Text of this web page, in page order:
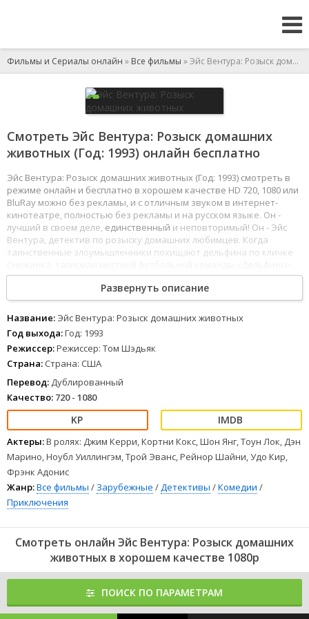
Фильмы и Сериалы онлайн » Все фильмы » Эйс Вентура: Розыск домашних животных
Смотреть Эйс Вентура: Розыск домашних
животных (Год: 1993) онлайн бесплатно
Эйс Вентура: Розыск домашних животных (Год: 1993) смотреть в
режиме онлайн и бесплатно в хорошем качестве HD 720, 1080 или
BluRay можно без рекламы, и с отличным звуком в интернет-
кинотеатре, полностью без рекламы и на русском языке. Он -
лучший в своем деле, единственный и неповторимый! Он - Эйс
Вентура, детектив по розыску домашних любимцев. Когда
таинственные злоумышленники похищают дельфина по кличке
Эйс тут жеприступаетк работе, проявляя чудеса
История принимает странный оборот, когда похищают еще и
ведущего игрока «Дельфинов». Теперь Эйсу приходится
разыскивать сразу двух млекопитающих. Он сталкивается нос к
носу с акулой-людоедом, спасает любимую команду и
очаровывает женщин. Находится ли он под прикрытием, под
огнем или под водой, он обязательно найдет то, что ищет!
12 34 5 6 78
Развернуть описание
Название: Эйс Вентура: Розыск домашних животных
Год выхода:Год: 1993
Режиссер:Режиссер: Том Шэдьяк
Страна: Страна: США
Перевод: Дублированный
Качество: 720 - 1080
Актеры:В ролях: Джим Керри, Кортни Кокс, Шон Янг, Тоун Лок, Дэн
Марино, Ноубл Уиллингэм, Трой Эванс, Рейнор Шайни, Удо Кир,
Фрэнк Адонис
Жанр:Все фильмы / Зарубежные /Детективы /Комедии /
Приключения
Смотреть онлайн Эйс Вентура: Розыск домашних
животных в хорошем качестве 1080p
ПОИСК ПО ПАРАМЕТРАМ